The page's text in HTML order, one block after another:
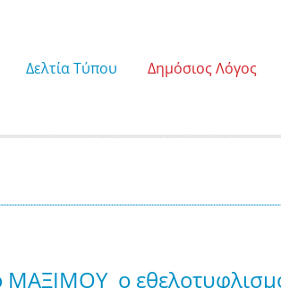
Δελτία Τύπου Δημόσιος Λόγος
ΜΑΞΙΜΟΥ ο